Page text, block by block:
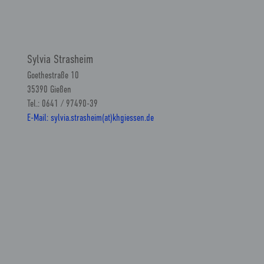
Sylvia Strasheim
Goethestraße 10
35390 Gießen
Tel.: 0641 / 97490-39
E-Mail: sylvia.strasheim(at)khgiessen.de